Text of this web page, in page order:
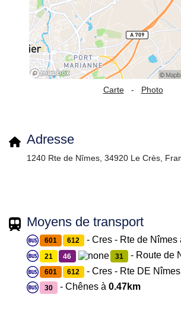
Carte - Photo
Adresse
1240 Rte de Nîmes, 34920 Le Crès,
Moyens de transport
601 612 - Cres - Rte de
21 46 31 - Route de
601 612 - Cres - Rte DE
30 - Chênes à 0.47km